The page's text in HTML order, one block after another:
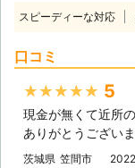
スピーディーな対応
口コミ
★★★★★ 5
現金が無くて近所
ありがとうござい
茨城県 笠間市